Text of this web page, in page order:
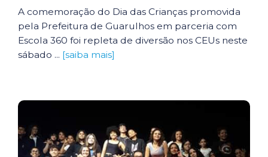
A comemoração do Dia das Crianças promovida
pela Prefeitura de Guarulhos em parceria com
Escola 360 foi repleta de diversão nos CEUs neste
sábado ... [saiba mais]